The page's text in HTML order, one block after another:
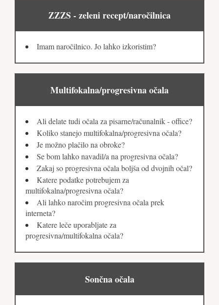
ZZZS - zeleni recept/naročilnica
Imam naročilnico. Jo lahko izkoristim?
Multifokalna/progresivna očala
Ali delate tudi očala za pisarne/računalnik - office?
Koliko stanejo multifokalna/progresivna očala?
Je možno plačilo na obroke?
Se bom lahko navadil/a na progresivna očala?
Zakaj so progresivna očala boljša od dvojnih očal?
Katere podatke potrebujem za
multifokalna/progresivna očala?
Ali lahko naročim progresivna očala prek
interneta?
Katere leče uporabljate za
progresivna/multifokalna očala?
Sončna očala